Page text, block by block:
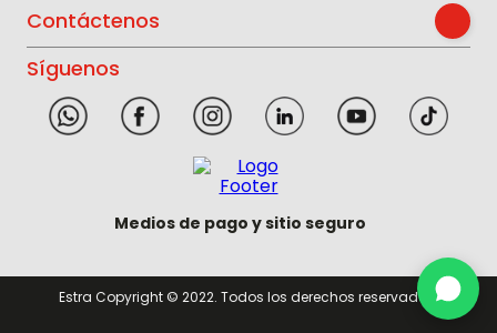
Contáctenos
Síguenos
Medios de pago y sitio seguro
Estra Copyright © 2022. Todos los derechos reservados.